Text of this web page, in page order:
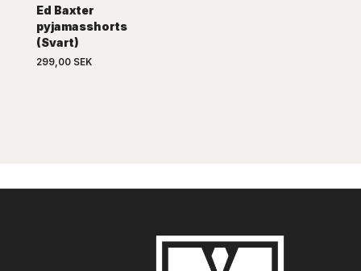
Ed Baxter
pyjamasshorts
(Svart)
299,00 SEK